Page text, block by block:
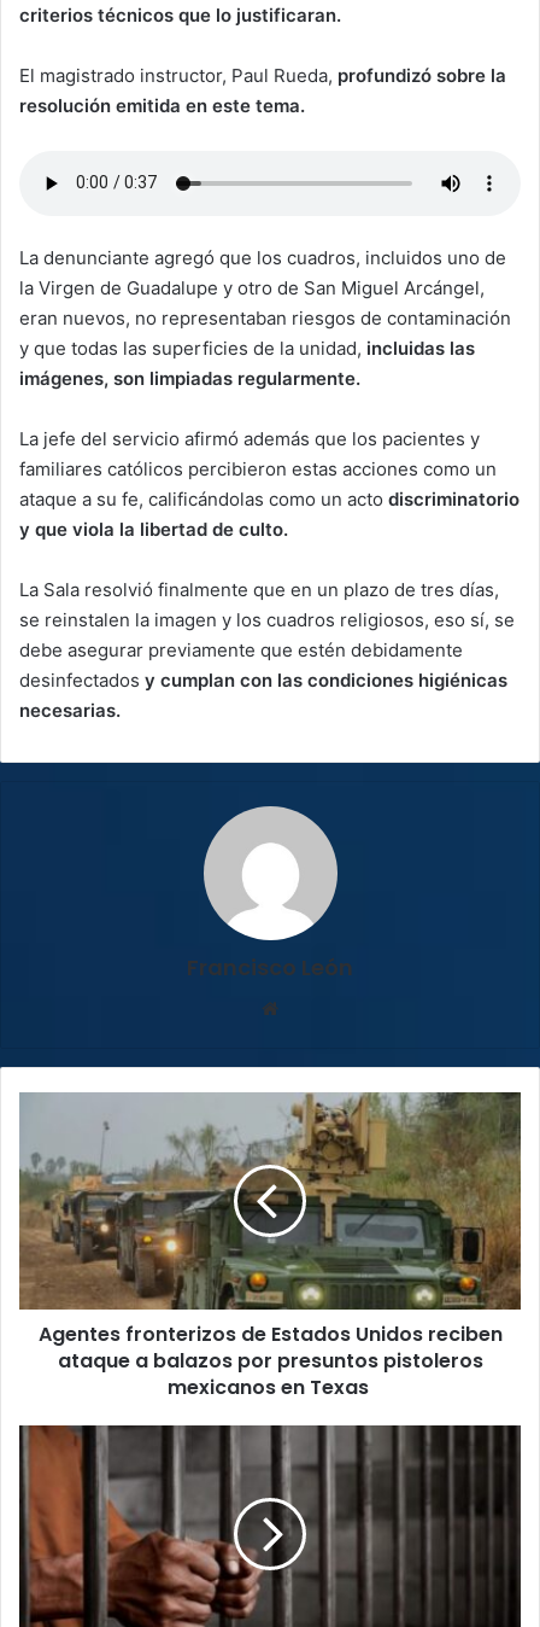
criterios técnicos que lo justificaran.
El magistrado instructor, Paul Rueda, profundizó sobre la
resolución emitida en este tema.
La denunciante agregó que los cuadros, incluidos uno de
la Virgen de Guadalupe y otro de San Miguel Arcángel,
eran nuevos, no representaban riesgos de contaminación
y que todas las superficies de la unidad, incluidas las
imágenes, son limpiadas regularmente.
La jefe del servicio afirmó además que los pacientes y
familiares católicos percibieron estas acciones como un
ataque a su fe, calificándolas como un acto discriminatorio
y que viola la libertad de culto.
La Sala resolvió finalmente que en un plazo de tres días,
se reinstalen la imagen y los cuadros religiosos, eso sí, se
debe asegurar previamente que estén debidamente
desinfectados y cumplan con las condiciones higiénicas
necesarias.
Francisco León
de
Estados
Unidos
reciben
ataque
a
balazos
por
presuntos
Agentes fronterizos de Estados Unidos reciben
ataque a balazos por presuntos pistoleros
mexicanos en Texas
Hombre
en
prisión
asesinar